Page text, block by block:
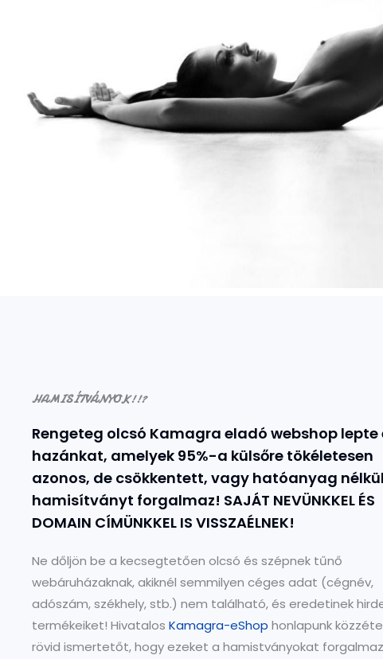
HAMISÍTVÁNYOK!!?
Rengeteg olcsó Kamagra eladó webshop lepte
hazánkat, amelyek 95%-a külsőre tökéletesen
azonos, de csökkentett, vagy hatóanyag
hamisítványt forgalmaz! SAJÁT NEVÜNKKEL ÉS
DOMAIN CÍMÜNKKEL IS VISSZAÉLNEK!
Ne dőljön be a kecsegtetően olcsó és szépnek tűnő
webáruházaknak, akiknél semmilyen céges adat (cégnév,
adószám, székhely, stb.) nem található, és eredetinek
termékeiket! Hivatalos Kamagra-eShop honlapunk
rövid ismertetőt, hogy ezeket a hamistványokat